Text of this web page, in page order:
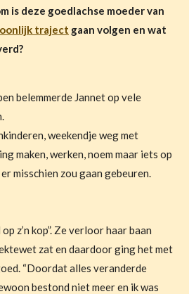
is deze goedlachse moeder van
traject gaan volgen en wat
belemmerde Jannet op vele
weekendje weg met
maken, werken, noem maar iets op
misschien zou gaan gebeuren.
z’n kop”. Ze verloor haar baan
zat en daardoor ging het met
“Doordat alles veranderde
bestond niet meer en ik was